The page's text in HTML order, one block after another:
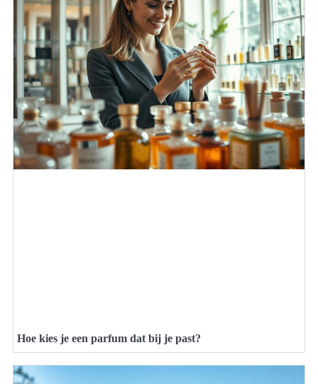
Hoe kies je een parfum dat bij je past?